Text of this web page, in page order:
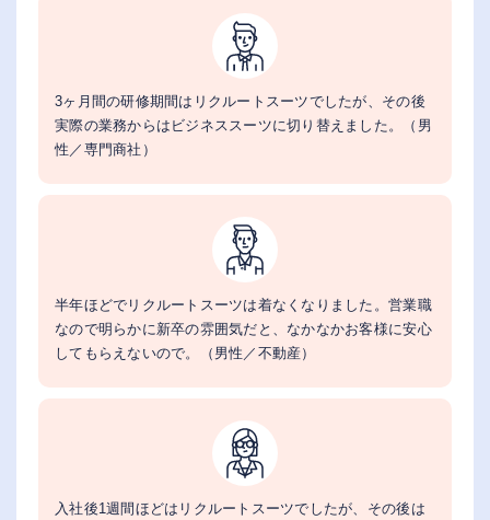
3ヶ月間の研修期間はリクルートスーツでしたが、その後
実際の業務からはビジネススーツに切り替えました。（男
性／専門商社）
半年ほどでリクルートスーツは着なくなりました。営業職
なので明らかに新卒の雰囲気だと、なかなかお客様に安心
してもらえないので。（男性／不動産）
入社後1週間ほどはリクルートスーツでしたが、その後は